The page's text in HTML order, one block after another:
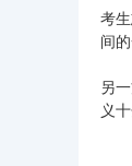
考
间
另
义